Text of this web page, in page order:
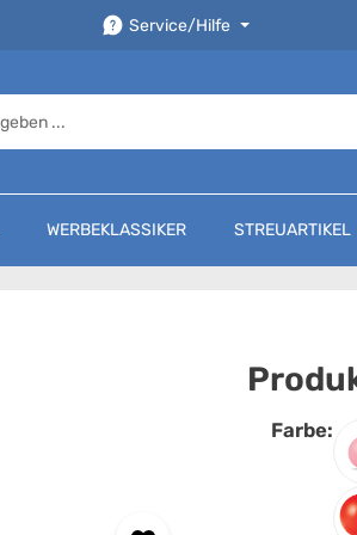
Service/Hilfe
WERBEKLASSIKER STREUARTIKEL
Farbe: